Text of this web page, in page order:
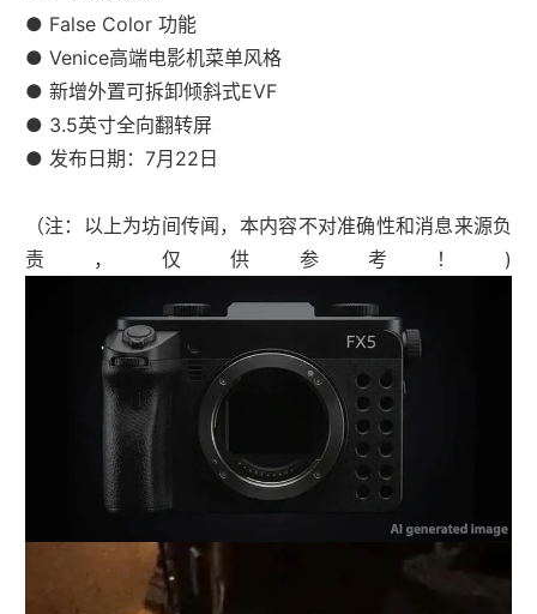
● False Color 功能
● Venice高端电影机菜单风格
● 新增外置可拆卸倾斜式EVF
● 3.5英寸全向翻转屏
● 发布日期：7月22日
（注：以上为坊间传闻，本内容不对准确性和消息来源负
责，仅供参考！)